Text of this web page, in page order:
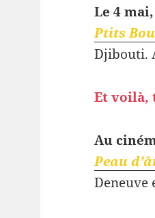
Le 4
Ptits
Djibouti.
Et voilà,
Au
Peau
Deneuve